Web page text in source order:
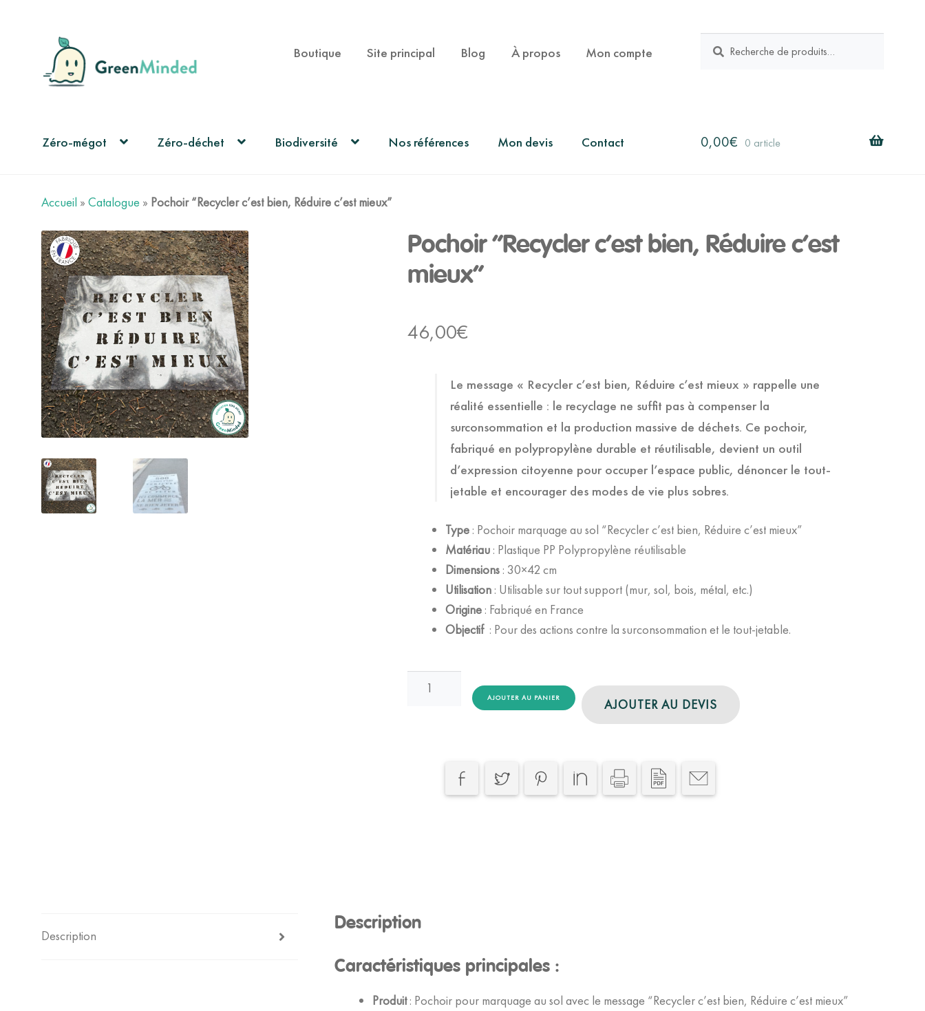
Aller
la
Aller
au
contenu
Boutique Site principal Blog À propos Mon compte
pour :
RECHERCHE
Zéro-mégot Zéro-déchet Biodiversité Nos références Mon devis Contact 0,00€ 0 article
Accueil »Catalogue » Pochoir “Recycler c’est bien, Réduire c’est mieux”
Pochoir “Recycler c’est bien, Réduire c’est
mieux”
46,00€
Le message « Recycler c’est bien, Réduire c’est mieux » rappelle une
réalité essentielle : le recyclage ne suffit pas à compenser la
surconsommation et la production massive de déchets. Ce pochoir,
fabriqué en polypropylène durable et réutilisable, devient un outil
d’expression citoyenne pour occuper l’espace public, dénoncer le tout-
jetable et encourager des modes de vie plus sobres.
Type : Pochoir marquage au sol “Recycler c’est bien, Réduire c’est mieux”
Matériau : Plastique PP Polypropylène réutilisable
Dimensions : 30×42 cm
Utilisation : Utilisable sur tout support (mur, sol, bois, métal, etc.)
Origine : Fabriqué en France
Objectif: Pour des actions contre la surconsommation et le tout-jetable.
quantité
AJOUTER AU PANIER AJOUTER AU DEVIS
Description
Description
Caractéristiques principales :
Produit: Pochoir pour marquage au sol avec le message “Recycler c’est bien, Réduire c’est mieux”